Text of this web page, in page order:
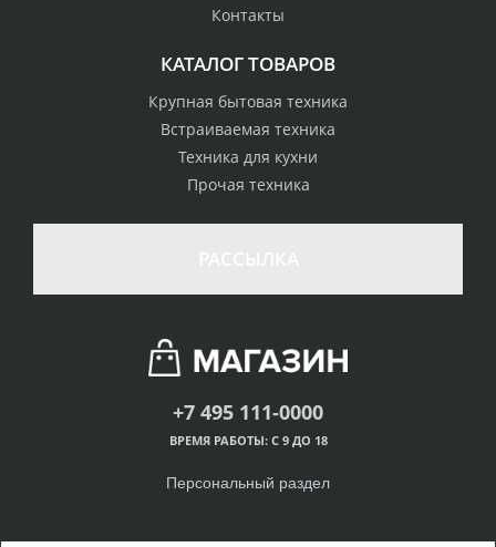
Контакты
КАТАЛОГ ТОВАРОВ
Крупная бытовая техника
Встраиваемая техника
Техника для кухни
Прочая техника
+7 495 111-0000
ВРЕМЯ РАБОТЫ: С 9 ДО 18
Персональный раздел